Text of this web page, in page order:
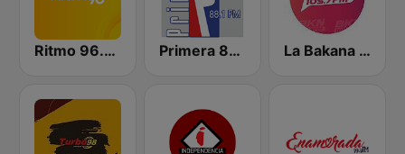
Ritmo 96.5 FM Primera 88.1 FM La Bakana FM